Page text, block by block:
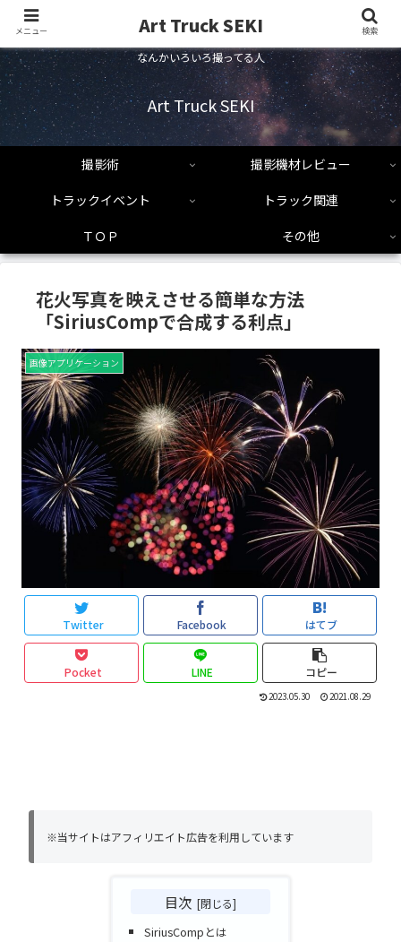
なんかいろいろ撮ってる人
Art Truck SEKI
撮影術
撮影機材レビュー
トラックイベント
トラック関連
ＴＯＰ
その他
花火写真を映えさせる簡単な方法
「SiriusCompで合成する利点」
画像アプリケーション
Twitter Facebook はてブ
Pocket LINE コピー
2023.05.30 2021.08.29
※当サイトはアフィリエイト広告を利用しています
目次
SiriusCompとは
メニュー Art Truck SEKI 検索